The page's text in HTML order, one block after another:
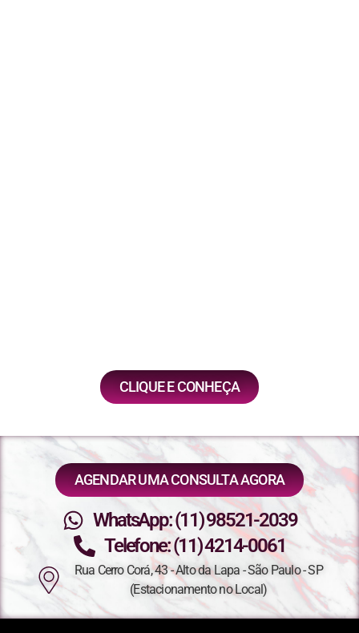
CLIQUE E CONHEÇA
AGENDAR UMA CONSULTA AGORA
WhatsApp: (11) 98521-2039
Telefone: (11) 4214-0061
Rua Cerro Corá, 43 - Alto da Lapa - São Paulo - SP
(Estacionamento no Local)